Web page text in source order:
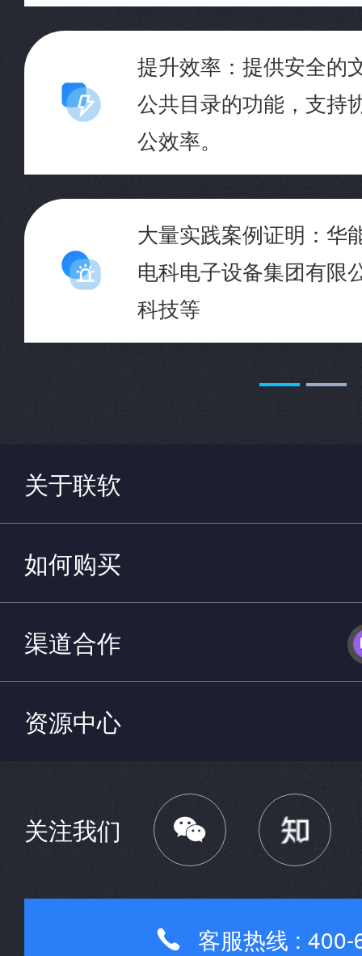
提升效率：提供安全的
公共目录的功能，支持
公效率。
大量实践案例证明：华
电科电子设备集团有限
科技等
关于联软
如何购买
渠道合作
资源中心
关注我们 
 客服热线 :